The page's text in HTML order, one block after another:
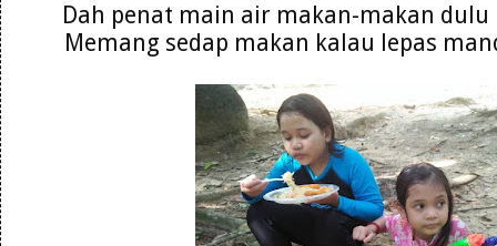
Dah penat main air makan-makan dulu
Memang sedap makan kalau lepas